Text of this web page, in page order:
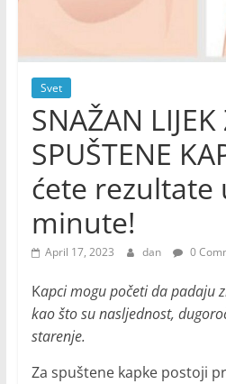
Svet
SNAŽAN LIJEK
SPUŠTENE
ćete rezultate
minute!
April 17, 2023 dan 0
Kapci mogu početi da padaju
kao što su nasljednost,
starenje.
Za spuštene kapke postoji